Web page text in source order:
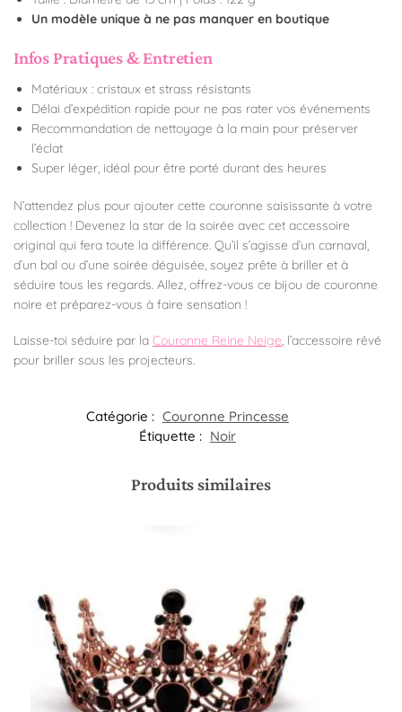
Un modèle unique à ne pas manquer en boutique
Infos Pratiques & Entretien
Matériaux : cristaux et strass résistants
Délai d’expédition rapide pour ne pas rater vos événements
Recommandation de nettoyage à la main pour préserver
l’éclat
Super léger, idéal pour être porté durant des heures
N’attendez plus pour ajouter cette couronne saisissante à votre
collection ! Devenez la star de la soirée avec cet accessoire
original qui fera toute la différence. Qu’il s’agisse d’un carnaval,
d’un bal ou d’une soirée déguisée, soyez prête à briller et à
séduire tous les regards. Allez, offrez-vous ce bijou de couronne
noire et préparez-vous à faire sensation !
Laisse-toi séduire par la Couronne Reine Neige, l’accessoire rêvé
pour briller sous les projecteurs.
Catégorie : Couronne Princesse
Étiquette : Noir
Produits similaires